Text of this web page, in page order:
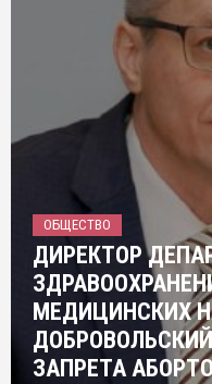
ОБЩЕСТВО
ДИРЕКТОР
МЕДИЦИНСКИХ
ЗАПРЕТА